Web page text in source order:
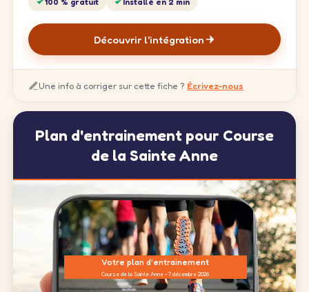
Découvrir l'intégration
Une info à corriger sur cette fiche ? Écrivez-nous
Plan d'entrainement pour Course
de la Sainte Anne
Votre plan d'entrainement
Course de la Sainte Anne - 7 décembre 2026